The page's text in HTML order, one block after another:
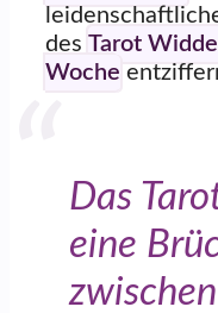
des Tarot
Woche
Das
eine